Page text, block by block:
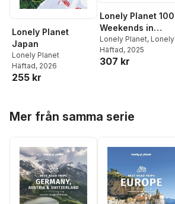
Lonely Planet
Japan
Lonely Planet
Häftad, 2026
255 kr
Lonely Planet 100
Weekends in
Europe
Lonely Planet, Lonely
Planet
Häftad, 2025
307 kr
Mer från samma serie